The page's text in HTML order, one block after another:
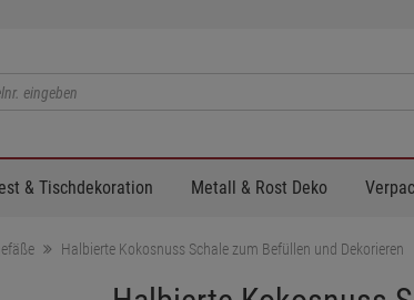
& Tischdekoration Metall & Rost Deko
Halbierte Kokosnuss Schale zum Befüllen und Dekorieren